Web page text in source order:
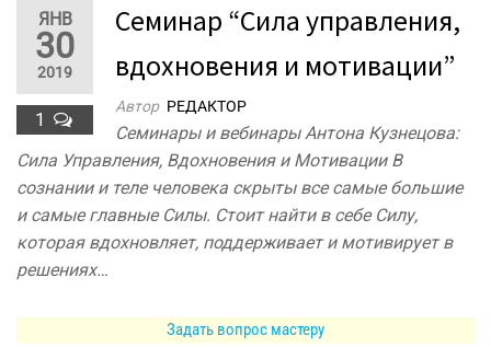
ЯНВ
30
2019
1
Семинар “Сила управления,
вдохновения и мотивации”
Автор РЕДАКТОР
Семинары и вебинары Антона Кузнецова:
Сила Управления, Вдохновения и Мотивации В
сознании и теле человека скрыты все самые большие
и самые главные Силы. Стоит найти в себе Силу,
которая вдохновляет, поддерживает и мотивирует в
решениях…
Задать вопрос мастеру